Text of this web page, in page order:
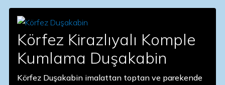
Körfez Kirazlıyalı Komple
Kumlama Duşakabin
Körfez Duşakabin imalattan toptan ve parekende